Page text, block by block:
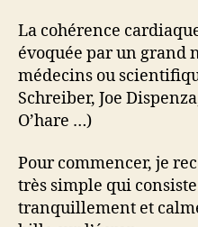
La cohérence
évoquée par un grand
médecins ou
Schreiber, Joe
O’hare …)
Pour commencer, je
très simple qui
tranquillement et